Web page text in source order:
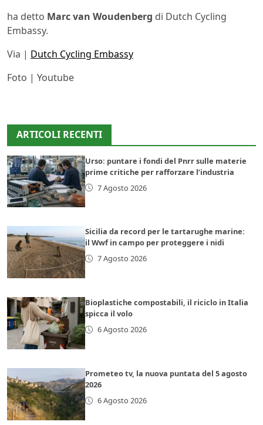
ha detto Marc van Woudenberg di Dutch Cycling
Embassy.
Via | Dutch Cycling Embassy
Foto | Youtube
ARTICOLI RECENTI
Urso: puntare i fondi del Pnrr sulle materie
prime critiche per rafforzare l’industria
7 Agosto 2026
Sicilia da record per le tartarughe marine:
il Wwf in campo per proteggere i nidi
7 Agosto 2026
Bioplastiche compostabili, il riciclo in Italia
spicca il volo
6 Agosto 2026
Prometeo tv, la nuova puntata del 5 agosto
2026
6 Agosto 2026